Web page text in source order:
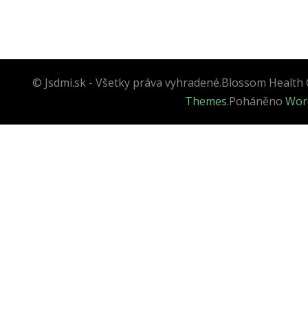
© Jsdmi.sk - Všetky práva vyhradené.Blossom
Themes.Poháněno